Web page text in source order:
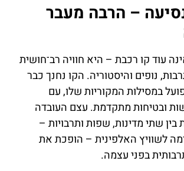
– הרבה מעבר
עוד קו רכבת – היא חוויה רב־חושית
נופים והיסטוריה. הקו נחנך כבר
פועל במסילות המקוריות שלו, עם
ובטיחות מתקדמת. עצם העובדה
שתי מדינות, שפות ותרבויות –
לשוויץ האלפינית – הופכת את
בפני עצמה.